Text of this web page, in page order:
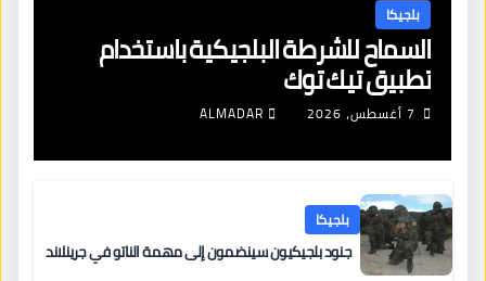
بلجيكا
السماح للشرطة البلجيكية باستخدام
تطبيق تيك توك
7 أغسطس، 2026 ALMADAR
بلجيكا
جنود بلجيكيون سينضمون إلى مهمة الناتو في جرينلاند